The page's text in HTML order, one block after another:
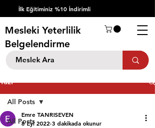
İlk Eğitiminiz %10 İndirimli
Mesleki Yeterlilik
Belgelendirme
Yazı
All Posts
All Posts
Emre TANRISEVEN
8 Eyl 2022 3 dakikada okunur